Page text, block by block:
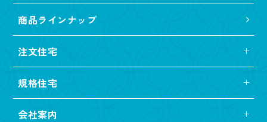
商品ラインナップ
注文住宅
規格住宅
会社案内